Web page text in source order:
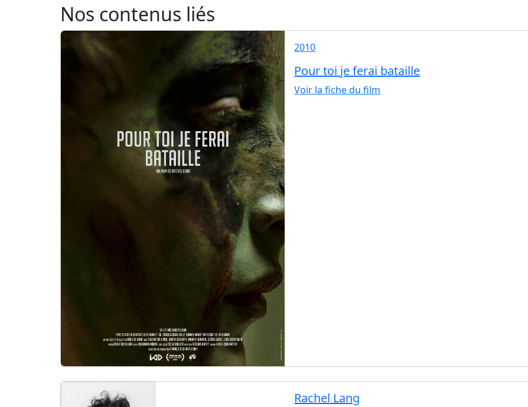
Nos contenus liés
2010
Pour toi je ferai bataille
Voir la fiche du film
Rachel Lang